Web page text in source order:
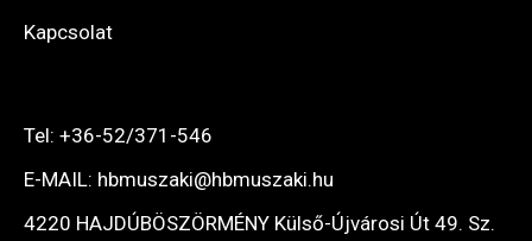
Kapcsolat
Tel: +36-52/371-546
E-MAIL: hbmuszaki@hbmuszaki.hu
4220 HAJDÚBÖSZÖRMÉNY Külső-Újvárosi Út 49. Sz.